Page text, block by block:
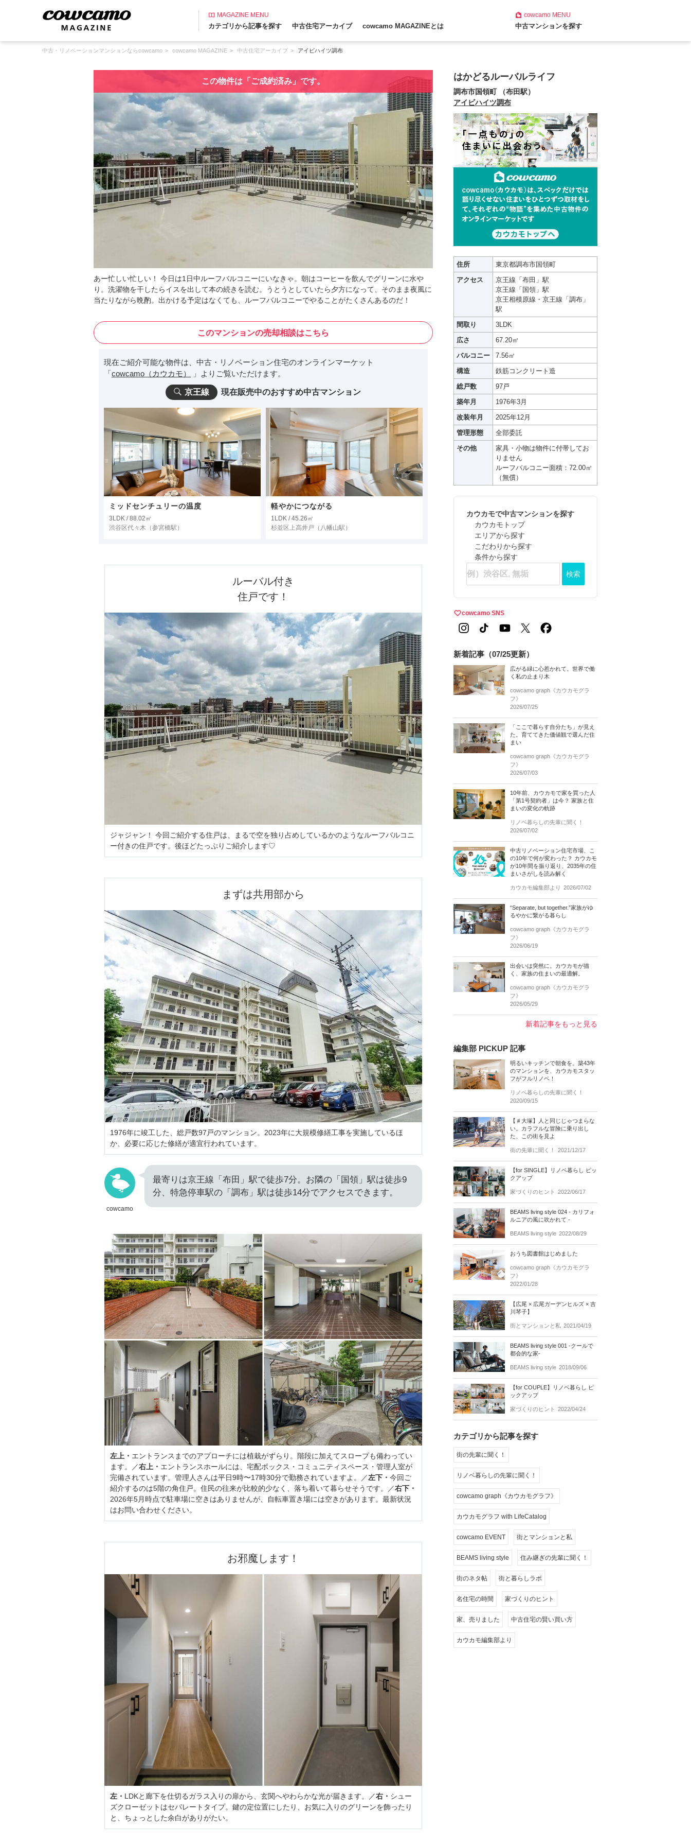
MAGAZINE MENU
カテゴリから記事を探す 中古住宅アーカイブ cowcamo MAGAZINEとは
cowcamoMENU
中古マンションを探す
中古・リノベーションマンションならcowcamo cowcamo MAGAZINE 中古住宅アーカイブ アイビハイツ調布
この物件は「ご成約済み」です。
あー忙しい忙しい！ 今日は1日中ルーフバルコニーにいなきゃ。朝はコーヒーを飲んでグリーンに水や
り。洗濯物を干したらイスを出して本の続きを読む。うとうとしていたら夕方になって、そのまま夜風に
当たりながら晩酌。出かける予定はなくても、ルーフバルコニーでやることがたくさんあるのだ！
このマンションの売却相談はこちら
現在ご紹介可能な物件は、中古・リノベーション住宅のオンラインマーケット
「cowcamo（カウカモ） 」よりご覧いただけます。
京王線 現在販売中のおすすめ中古マンション
ミッドセンチュリーの温度
3LDK / 88.02㎡
渋谷区代々木 （参宮橋駅）
軽やかにつながる
1LDK / 45.26㎡
杉並区上高井戸 （八幡山駅）
ルーバル付き
住戸です！
ジャジャン！ 今回ご紹介する住戸は、まるで空を独り占めしているかのようなルーフバルコニ
ー付きの住戸です。後ほどたっぷりご紹介します♡
まずは共用部から
1976年に竣工した、総戸数97戸のマンション。2023年に大規模修繕工事を実施しているほ
か、必要に応じた修繕が適宜行われています。
cowcamo
最寄りは京王線「布田」駅で徒歩7分。お隣の「国領」駅は徒歩9
分、特急停車駅の「調布」駅は徒歩14分でアクセスできます。
左上・ エントランスまでのアプローチには植栽がずらり。階段に加えてスロープも備わってい
ます。／右上・ エントランスホールには、宅配ボックス・コミュニティスペース・管理人室が
完備されています。管理人さんは平日9時〜17時30分で勤務されていますよ。／左下・ 今回ご
紹介するのは5階の角住戸。住民の往来が比較的少なく、落ち着いて暮らせそうです。／右下・
2026年5月時点で駐車場に空きはありませんが、自転車置き場には空きがあります。最新状況
はお問い合わせください。
お邪魔します！
左・ LDKと廊下を仕切るガラス入りの扉から、玄関へやわらかな光が届きます。／右・ シュー
ズクローゼットはセパレートタイプ。鍵の定位置にしたり、お気に入りのグリーンを飾ったり
と、ちょっとした余白がありがたい。
はかどるルーバルライフ
調布市国領町 （布田駅）
アイビハイツ調布
住所
東京都調布市国領町
アクセス
京王線「布田」駅
京王線「国領」駅
京王相模原線・京王線「調布」
駅
間取り
3LDK
広さ
67.20㎡
バルコニー
7.56㎡
構造
鉄筋コンクリート造
総戸数
97戸
築年月
1976年3月
改装年月
2025年12月
管理形態
全部委託
その他
家具・小物は物件に付帯してお
りません
ルーフバルコニー面積：72.00㎡
（無償）
カウカモで中古マンションを探す
カウカモトップ
エリアから探す
こだわりから探す
条件から探す
検索
cowcamo SNS
新着記事（07/25更新）
広がる緑に心惹かれて。世界で働
く私の止まり木
cowcamo graph《カウカモグラ
フ》
2026/07/25
「ここで暮らす自分たち」が見え
た。育ててきた価値観で選んだ住
まい
cowcamo graph《カウカモグラ
フ》
2026/07/03
10年前、カウカモで家を買った人
「第1号契約者」は今？ 家族と住
まいの変化の軌跡
リノベ暮らしの先輩に聞く！
2026/07/02
中古リノベーション住宅市場、こ
の10年で何が変わった？ カウカモ
が10年間を振り返り、2035年の住
まいさがしを読み解く
カウカモ編集部より 2026/07/02
“Separate, but together.”家族がゆ
るやかに繋がる暮らし
cowcamo graph《カウカモグラ
フ》
2026/06/19
出会いは突然に。カウカモが描
く、家族の住まいの最適解。
cowcamo graph《カウカモグラ
フ》
2026/05/29
新着記事をもっと見る
編集部 PICKUP 記事
明るいキッチンで朝食を。築43年
のマンションを、カウカモスタッ
フがフルリノベ！
リノベ暮らしの先輩に聞く！
2020/09/15
【＃大塚】人と同じじゃつまらな
い。カラフルな冒険に乗り出し
た、この街を見よ
街の先輩に聞く！ 2021/12/17
【for SINGLE】リノベ暮らし ピッ
クアップ
家づくりのヒント 2022/06/17
BEAMS living style 024 - カリフォ
ルニアの風に吹かれて -
BEAMS living style 2022/08/29
おうち図書館はじめました
cowcamo graph《カウカモグラ
フ》
2022/01/28
【広尾 × 広尾ガーデンヒルズ × 吉
川琴子】
街とマンションと私 2021/04/19
BEAMS living style 001 -クールで
都会的な家-
BEAMS living style 2018/09/06
【for COUPLE】リノベ暮らし ピ
ックアップ
家づくりのヒント 2022/04/24
カテゴリから記事を探す
街の先輩に聞く！
リノベ暮らしの先輩に聞く！
cowcamo graph《カウカモグラフ》
カウカモグラフ with LifeCatalog
cowcamo EVENT 街とマンションと私
BEAMS living style 住み継ぎの先輩に聞く！
街のネタ帖 街と暮らしラボ
名住宅の時間 家づくりのヒント
家、売りました 中古住宅の賢い買い方
カウカモ編集部より